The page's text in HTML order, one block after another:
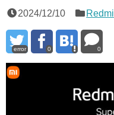
2024/12/10 Redmi
error 0 0